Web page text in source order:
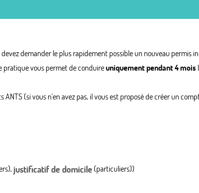
demander le plus rapidement possible un nouveau permis
pratique vous permet de conduireuniquement pendant 4 mois
(si vous n'en avez pas, il vous est proposé de créer un
justificatif de domicile (particuliers))